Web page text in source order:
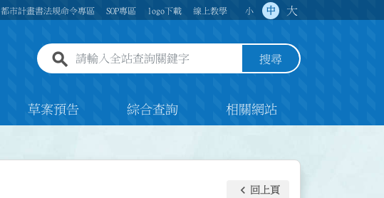
都市計畫書法規命令專區 SOP專區 logo下載 線上教學 小 中 大
全站查詢關鍵字欄位 搜尋
草案預告 綜合查詢 相關網站
keyboard_arrow_left 回上頁